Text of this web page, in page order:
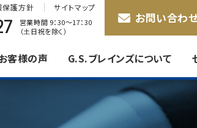
客様の声 G.S.ブレインズについて
護方針 サイトマップ
営業時間 9：30〜17：30
（土日祝を除く）
お問い合わ